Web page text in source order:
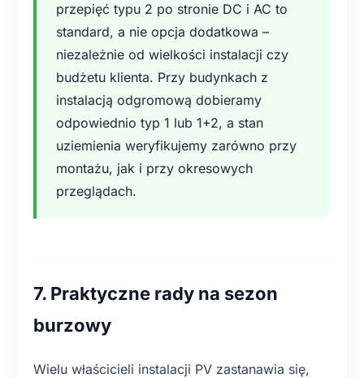
przepięć typu 2 po stronie DC i AC to
standard, a nie opcja dodatkowa –
niezależnie od wielkości instalacji czy
budżetu klienta. Przy budynkach z
instalacją odgromową dobieramy
odpowiednio typ 1 lub 1+2, a stan
uziemienia weryfikujemy zarówno przy
montażu, jak i przy okresowych
przeglądach.
7. Praktyczne rady na sezon
burzowy
Wielu właścicieli instalacji PV zastanawia się,